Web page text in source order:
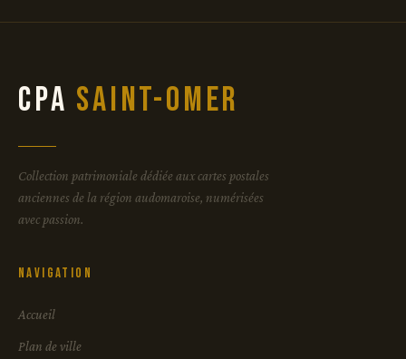
CPA Saint-Omer
Collection patrimoniale dédiée aux cartes postales
anciennes de la région audomaroise, numérisées
avec passion.
Navigation
Accueil
Plan de ville